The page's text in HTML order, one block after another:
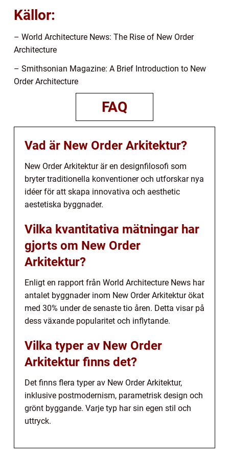
Källor:
– World Architecture News: The Rise of New Order
Architecture
– Smithsonian Magazine: A Brief Introduction to New
Order Architecture
FAQ
Vad är New Order Arkitektur?
New Order Arkitektur är en designfilosofi som
bryter traditionella konventioner och utforskar nya
idéer för att skapa innovativa och aesthetic
aestetiska byggnader.
Vilka kvantitativa mätningar har
gjorts om New Order
Arkitektur?
Enligt en rapport från World Architecture News har
antalet byggnader inom New Order Arkitektur ökat
med 30% under de senaste tio åren. Detta visar på
dess växande popularitet och inflytande.
Vilka typer av New Order
Arkitektur finns det?
Det finns flera typer av New Order Arkitektur,
inklusive postmodernism, parametrisk design och
grönt byggande. Varje typ har sin egen stil och
uttryck.